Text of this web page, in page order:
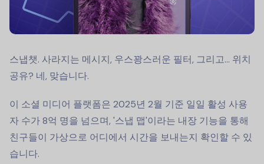
스냅챗. 사라지는 메시지, 우스꽝스러운 필터, 그리고… 위치
공유? 네, 맞습니다.
이 소셜 미디어 플랫폼은 2025년 2월 기준 일일 활성 사용
자 수가 8억 명을 넘으며, '스냅 맵'이라는 내장 기능을 통해
친구들이 가상으로 어디에서 시간을 보내는지 확인할 수 있
습니다.